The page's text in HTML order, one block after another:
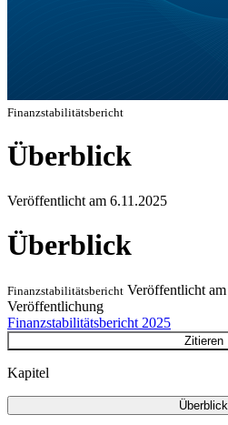
Finanzstabilitätsbericht
Überblick
Veröffentlicht am 6.11.2025
Überblick
Finanzstabilitätsbericht Veröffentlicht am
Veröffentlichung
Finanzstabilitätsbericht 2025
Zitieren
Kapitel
Überblick